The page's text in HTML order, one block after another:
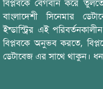
বিপ্লবকে বেগবান করে
বাংলাদেশী সিনেমার
ইন্ডাস্ট্রির এই
বিপ্লবকে অনুভব করতে,
ডেটাবেজ এর সাথে থাকুন।